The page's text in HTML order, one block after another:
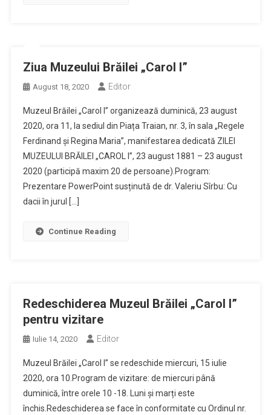
Ziua Muzeului Brăilei „Carol I”
August 18, 2020 Editor
Muzeul Brăilei „Carol I” organizează duminică, 23 august
2020, ora 11, la sediul din Piața Traian, nr. 3, în sala „Regele
Ferdinand și Regina Maria”, manifestarea dedicată ZILEI
MUZEULUI BRĂILEI „CAROL I”, 23 august 1881 – 23 august
2020 (participă maxim 20 de persoane).Program:
Prezentare PowerPoint susținută de dr. Valeriu Sîrbu: Cu
dacii în jurul […]
Continue Reading
Redeschiderea Muzeul Brăilei „Carol I”
pentru vizitare
Iulie 14, 2020 Editor
Muzeul Brăilei „Carol I” se redeschide miercuri, 15 iulie
2020, ora 10.Program de vizitare: de miercuri până
duminică, între orele 10 -18. Luni și marți este
închis.Redeschiderea se face în conformitate cu Ordinul nr.